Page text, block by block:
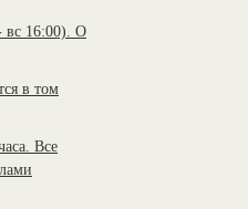
вс 16:00). О
в том
Все